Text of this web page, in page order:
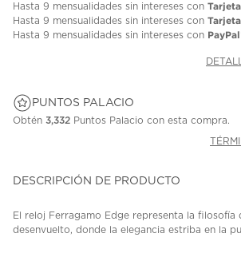
Hasta 9 mensualidades sin intereses con
Hasta 9 mensualidades sin intereses con
Hasta 9 mensualidades sin intereses con PayPal
PUNTOS PALACIO
Obtén 3,332 Puntos Palacio con esta compra.
DESCRIPCIÓN DE PRODUCTO
El reloj Ferragamo Edge representa la filosofía
desenvuelto, donde la elegancia estriba en la